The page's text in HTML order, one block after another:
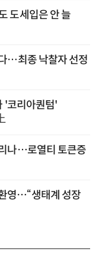
도세입은 안 늘
…최종 낙찰자 선정
'코리아퀀텀'
나…로열티 토큰증
영…“생태계 성장